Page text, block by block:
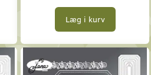
Læg i kurv